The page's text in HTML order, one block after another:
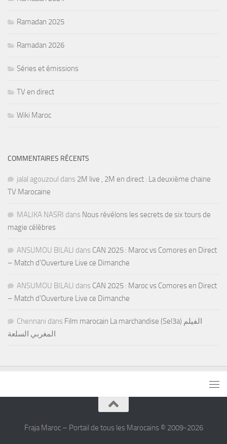
Ramadan 2025
Ramadan 2026
Séries et émissions
TV en direct
Wiki Maroc
COMMENTAIRES RÉCENTS
jalal agouzoul dans 2M live , 2M en direct : La deuxième chaine
TV Marocaine
MALIKA NASRI dans Nous révélons les secrets de six tours de
magie célèbres
ANSUMOU BILALI dans CAN 2025 : Maroc vs Comores en Direct
– Match d’Ouverture Live ce Dimanche
ANSUMOU BILALI dans CAN 2025 : Maroc vs Comores en Direct
– Match d’Ouverture Live ce Dimanche
Chennani dans Film marocain La marchandise (Sel3a) الفيلم
المغربي السلعة
Fraja Maroc – Portail de tous les Marocains © 2009-2026